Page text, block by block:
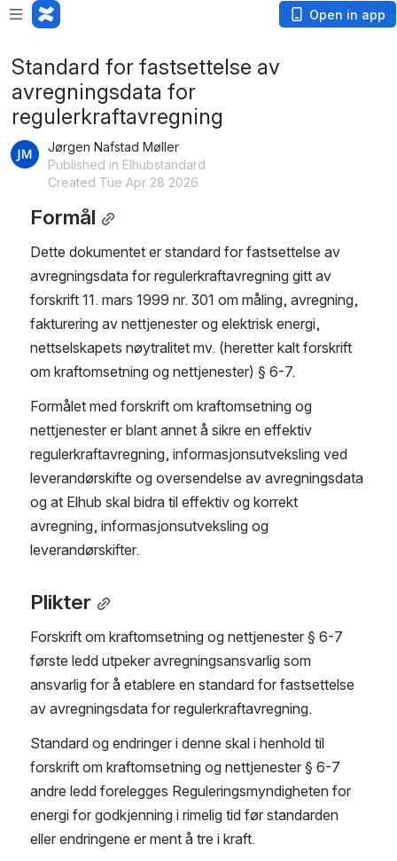
Open in app
Standard for fastsettelse av
avregningsdata for
regulerkraftavregning
Jørgen Nafstad Møller
Published in Elhubstandard
Created Tue Apr 28 2026
Formål
Dette dokumentet er standard for fastsettelse av
avregningsdata for regulerkraftavregning gitt av
forskrift 11. mars 1999 nr. 301 om måling, avregning,
fakturering av nettjenester og elektrisk energi,
nettselskapets nøytralitet mv. (heretter kalt forskrift
om kraftomsetning og nettjenester) § 6-7.
Formålet med forskrift om kraftomsetning og
nettjenester er blant annet å sikre en effektiv
regulerkraftavregning, informasjonsutveksling ved
leverandørskifte og oversendelse av avregningsdata
og at Elhub skal bidra til effektiv og korrekt
avregning, informasjonsutveksling og
leverandørskifter.
Plikter
Forskrift om kraftomsetning og nettjenester § 6-7
første ledd utpeker avregningsansvarlig som
ansvarlig for å etablere en standard for fastsettelse
av avregningsdata for regulerkraftavregning.
Standard og endringer i denne skal i henhold til
forskrift om kraftomsetning og nettjenester § 6-7
andre ledd forelegges Reguleringsmyndigheten for
energi for godkjenning i rimelig tid før standarden
eller endringene er ment å tre i kraft.